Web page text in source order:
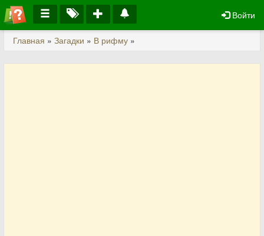
Войти
Главная » Загадки » В рифму »